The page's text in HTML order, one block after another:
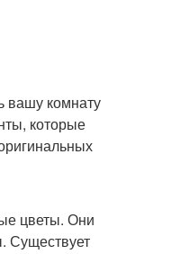
вашу комнату
которые
цветы. Они
Существует